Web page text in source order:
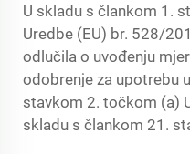
U skladu s člankom 1.
Uredbe (EU) br. 528/
odlučila o uvođenju
odobrenje za upotrebu
stavkom 2. točkom (a)
skladu s člankom 21.